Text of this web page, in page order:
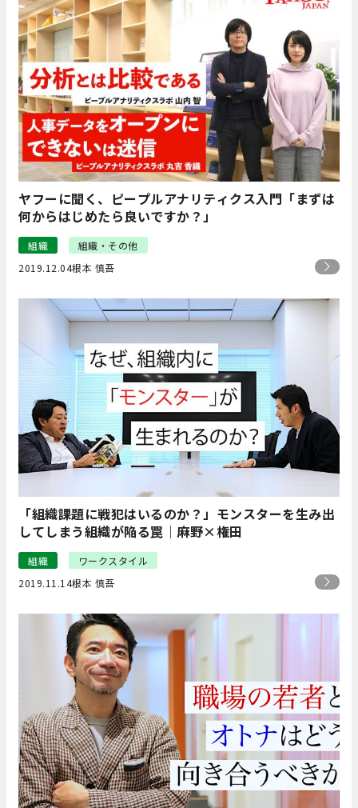
ヤフーに聞く、ピープルアナリティクス入門「まずは
何からはじめたら良いですか？」
組織
組織・その他
2019.12.04根本 慎吾
「組織課題に戦犯はいるのか？」モンスターを生み出
してしまう組織が陥る罠｜麻野×権田
組織
ワークスタイル
2019.11.14根本 慎吾